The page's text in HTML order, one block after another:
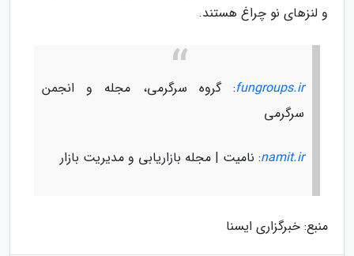
و لنزهای نو چراغ هستند.
fungroups.ir: گروه سرگرمی، مجله و انجمن
سرگرمی
namit.ir: نامیت | مجله بازاریابی و مدیریت بازار
منبع: خبرگزاری ایسنا